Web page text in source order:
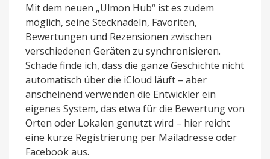
Mit dem neuen „Ulmon Hub“ ist es zudem
möglich, seine Stecknadeln, Favoriten,
Bewertungen und Rezensionen zwischen
verschiedenen Geräten zu synchronisieren.
Schade finde ich, dass die ganze Geschichte nicht
automatisch über die iCloud läuft – aber
anscheinend verwenden die Entwickler ein
eigenes System, das etwa für die Bewertung von
Orten oder Lokalen genutzt wird – hier reicht
eine kurze Registrierung per Mailadresse oder
Facebook aus.